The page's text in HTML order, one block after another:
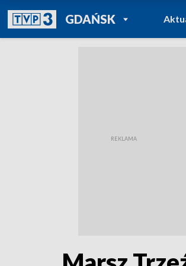
GDAŃSKPOWRÓT DO
TVP REGIONY